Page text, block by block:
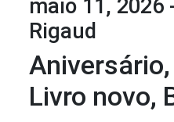
maio 11, 2026
Rigaud
Livro novo,